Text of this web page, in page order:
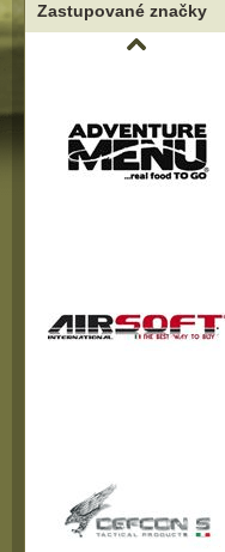
Zastupované značky